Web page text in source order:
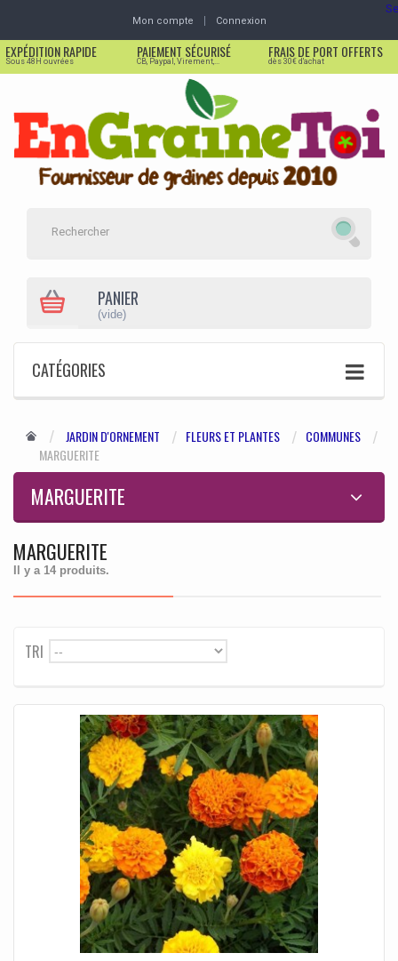
Mon compte Connexion
EXPÉDITION RAPIDE
Sous 48H ouvrées
PAIEMENT SÉCURISÉ
CB, Paypal, Virement,...
FRAIS DE PORT OFFERTS
dès 30€ d'achat
PANIER
(vide)
CATÉGORIES
JARDIN D'ORNEMENT FLEURS ET PLANTES
COMMUNES
MARGUERITE
MARGUERITE
MARGUERITE
Il y a 14 produits.
TRI --